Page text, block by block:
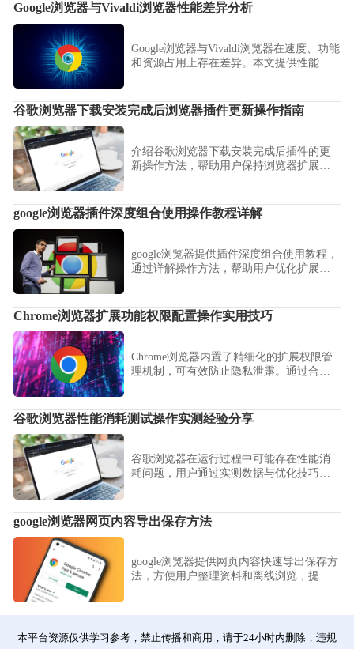
Google浏览器与Vivaldi浏览器性能差异分析
Google浏览器与Vivaldi浏览器在速度、功能
和资源占用上存在差异。本文提供性能分
谷歌浏览器下载安装完成后浏览器插件更新操作指南
介绍谷歌浏览器下载安装完成后插件的更
新操作方法，帮助用户保持浏览器扩展稳
google浏览器插件深度组合使用操作教程详解
google浏览器提供插件深度组合使用教程，
通过详解操作方法，帮助用户优化扩展功
Chrome浏览器扩展功能权限配置操作实用技巧
Chrome浏览器内置了精细化的扩展权限管
理机制，可有效防止隐私泄露。通过合理
以在享受功能扩展便利的同时，全方位守
护个人账号与数字资产的安全。
谷歌浏览器性能消耗测试操作实测经验分享
谷歌浏览器在运行过程中可能存在性能消
耗问题，用户通过实测数据与优化技巧总
google浏览器网页内容导出保存方法
google浏览器提供网页内容快速导出保存方
法，方便用户整理资料和离线浏览，提高
本平台资源仅供学习参考，禁止传播和商用，请于24小时内删除，违规